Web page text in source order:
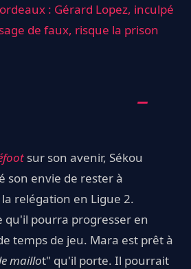
: Gérard Lopez, inculpé
de faux, risque la prison
sur son avenir, Sékou
son envie de rester à
relégation en Ligue 2.
qu'il pourra progresser en
temps de jeu. Mara est prêt à
maillot" qu'il porte. Il pourrait